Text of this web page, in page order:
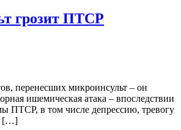
грозит ПТСР
перенесших микроинсульт – он
ишемическая атака – впоследствии
ПТСР, в том числе депрессию, тревогу
[…]